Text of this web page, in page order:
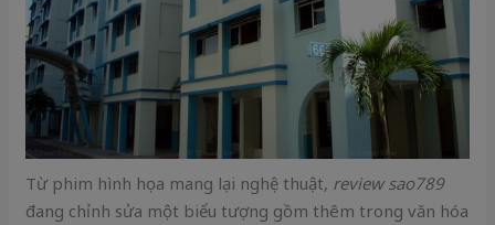
Từ phim hình họa mang lại nghệ thuật, review sao789
đang chỉnh sửa một biểu tượng gồm thêm trong văn hóa